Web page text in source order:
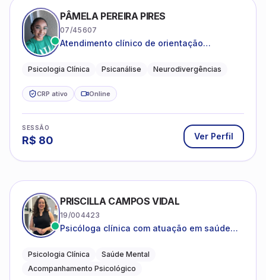
PÂMELA PEREIRA PIRES
07/45607
Atendimento clínico de orientação
crianças neurotípicas
Psicologia Clínica Psicanálise Neurodivergências
CRP ativo Online
SESSÃO
R$ 80 Ver Perfil
PRISCILLA CAMPOS VIDAL
19/004423
Psicóloga clínica com atuação em saúde
Psicologia Clínica
Saúde Mental
Acompanhamento Psicológico